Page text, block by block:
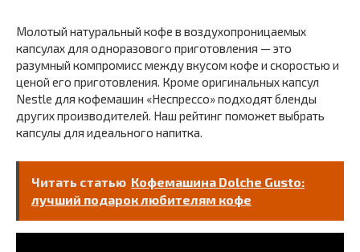
Молотый натуральный кофе в воздухопроницаемых
капсулах для одноразового приготовления — это
разумный компромисс между вкусом кофе и скоростью и
ценой его приготовления. Кроме оригинальных капсул
Nestle для кофемашин «Неспрессо» подходят бленды
других производителей. Наш рейтинг поможет выбрать
капсулы для идеального напитка.
Читать статью Кофемашина Dolche Gusto:
лучший подарок любителям кофе